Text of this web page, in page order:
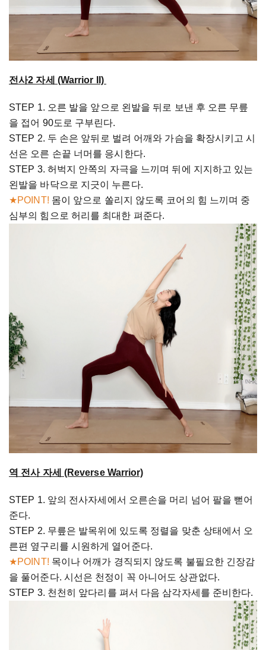
전사2 자세 (Warrior II)
STEP 1. 오른 발을 앞으로 왼발을 뒤로 보낸 후 오른 무릎
을 접어 90도로 구부린다.
STEP 2. 두 손은 앞뒤로 벌려 어깨와 가슴을 확장시키고 시
선은 오른 손끝 너머를 응시한다.
STEP 3. 허벅지 안쪽의 자극을 느끼며 뒤에 지지하고 있는
왼발을 바닥으로 지긋이 누른다.
★POINT! 몸이 앞으로 쏠리지 않도록 코어의 힘 느끼며 중
심부의 힘으로 허리를 최대한 펴준다.
역 전사 자세 (Reverse Warrior)
STEP 1. 앞의 전사자세에서 오른손을 머리 넘어 팔을 뻗어
준다.
STEP 2. 무릎은 발목위에 있도록 정렬을 맞춘 상태에서 오
른편 옆구리를 시원하게 열어준다.
★POINT! 목이나 어깨가 경직되지 않도록 불필요한 긴장감
을 풀어준다. 시선은 천정이 꼭 아니어도 상관없다.
STEP 3. 천천히 앞다리를 펴서 다음 삼각자세를 준비한다.